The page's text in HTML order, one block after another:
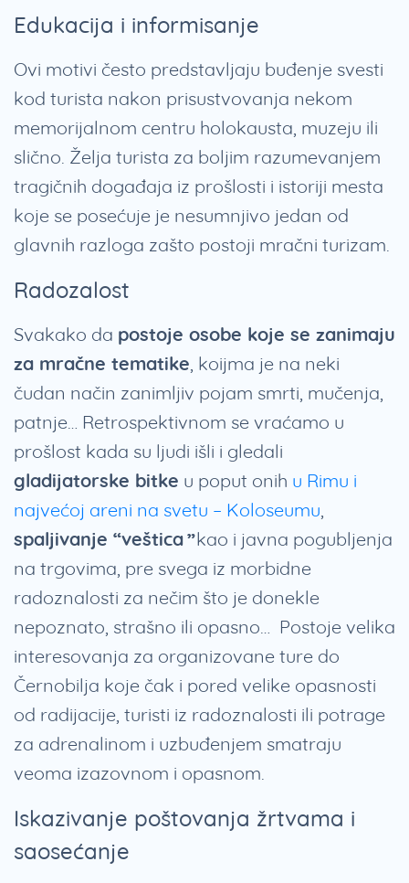
Edukacija i informisanje
Ovi motivi često predstavljaju buđenje svesti
kod turista nakon prisustvovanja nekom
memorijalnom centru holokausta, muzeju ili
slično. Želja turista za boljim razumevanjem
tragičnih događaja iz prošlosti i istoriji mesta
koje se posećuje je nesumnjivo jedan od
glavnih razloga zašto postoji mračni turizam.
Radozalost
Svakako da postoje osobe koje se zanimaju
za mračne tematike, koijma je na neki
čudan način zanimljiv pojam smrti, mučenja,
patnje… Retrospektivnom se vraćamo u
prošlost kada su ljudi išli i gledali
gladijatorske bitke u poput onih u Rimu i
najvećoj areni na svetu – Koloseumu,
spaljivanje “veštica”kao i javna pogubljenja
na trgovima, pre svega iz morbidne
radoznalosti za nečim što je donekle
nepoznato, strašno ili opasno… Postoje velika
interesovanja za organizovane ture do
Černobilja koje čak i pored velike opasnosti
od radijacije, turisti iz radoznalosti ili potrage
za adrenalinom i uzbuđenjem smatraju
veoma izazovnom i opasnom.
Iskazivanje poštovanja žrtvama i
saosećanje